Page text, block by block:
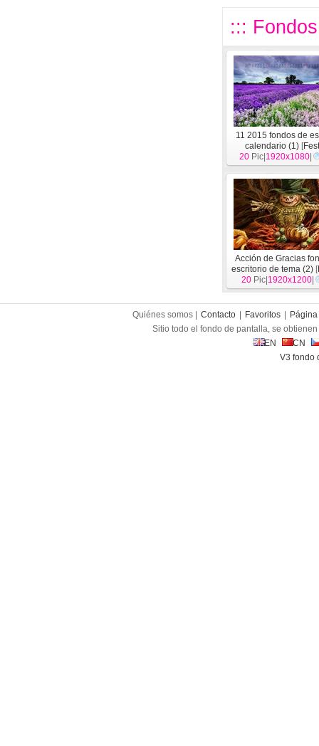
:::
11 2015 fondos de
calendario (1) [
20 Pic| 1920x1080
Acción de Gracias
escritorio de tema (2) [
20 Pic| 1920x1200
Quiénes somos | Contacto Favoritos
Sitio todo el fondo de pantalla, se
EN
CN
V3 fondo